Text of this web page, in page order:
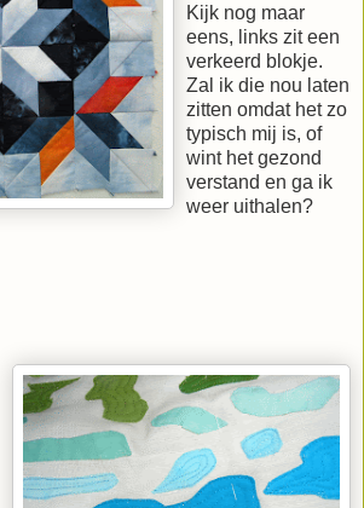
Kijk nog maar
eens, links zit een
verkeerd blokje.
Zal ik die nou laten
zitten omdat het zo
typisch mij is, of
wint het gezond
verstand en ga ik
weer uithalen?